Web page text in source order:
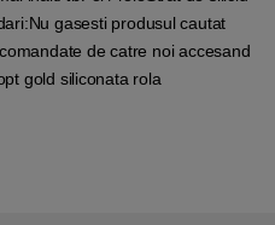
gasesti produsul cautat
de catre noi accesand
gold siliconata rola